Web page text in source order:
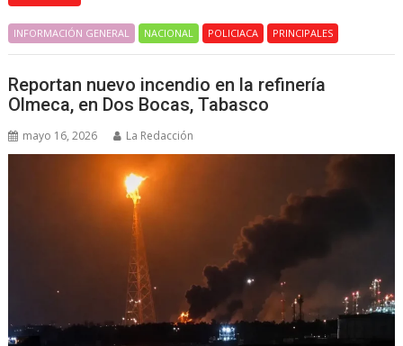
INFORMACIÓN GENERAL NACIONAL POLICIACA PRINCIPALES
Reportan nuevo incendio en la refinería
Olmeca, en Dos Bocas, Tabasco
mayo 16, 2026 La Redacción